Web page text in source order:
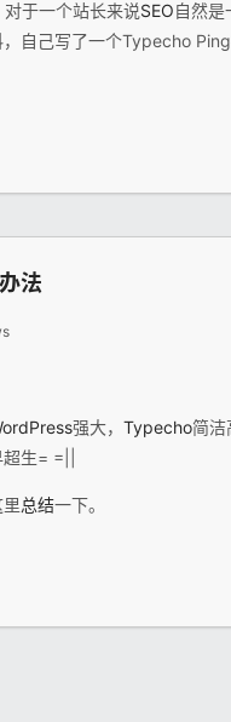
于一个站长来说SEO自然
自己写了一个Typecho
法
强大， Typecho简洁
生= =||
总结一下。